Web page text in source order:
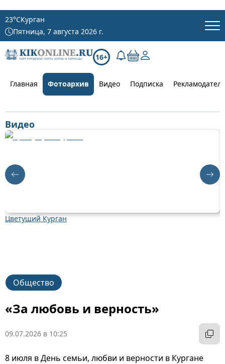
23°CКурган
Пятница, 7 августа 2026 г.
16+
Главная Фотоархив Видео Подписка
Видео
Цветущий Курган
Общество
«За любовь и верность»
09.07.2026 в 10:25
8 июля в День семьи, любви и верности в Кургане